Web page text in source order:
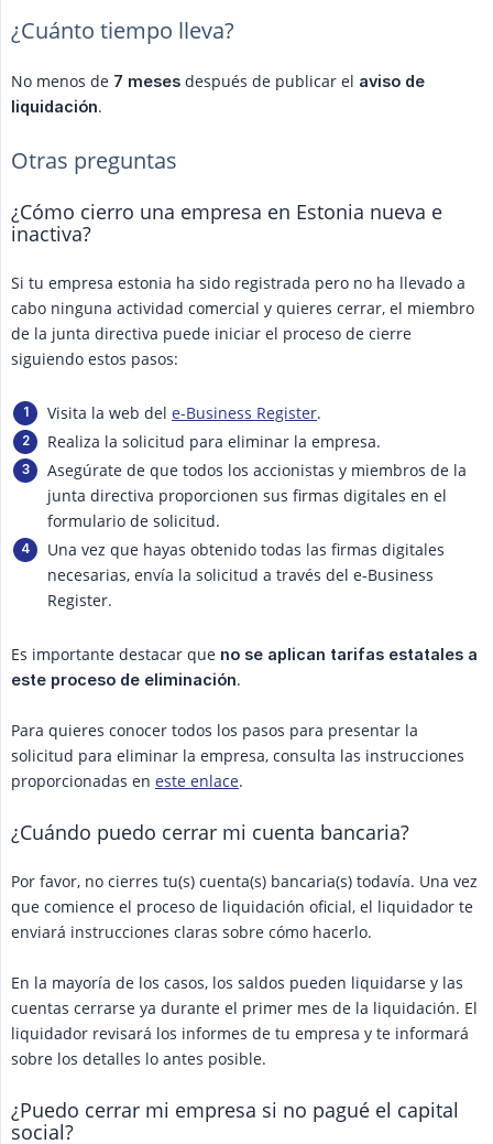
¿Cuánto tiempo lleva?
No menos de 7 meses después de publicar el aviso de
liquidación.
Otras preguntas
¿Cómo cierro una empresa en Estonia nueva e
inactiva?
Si tu empresa estonia ha sido registrada pero no ha llevado a
cabo ninguna actividad comercial y quieres cerrar, el miembro
de la junta directiva puede iniciar el proceso de cierre
siguiendo estos pasos:
Visita la web del e-Business Register.
Realiza la solicitud para eliminar la empresa.
Asegúrate de que todos los accionistas y miembros de la
junta directiva proporcionen sus firmas digitales en el
formulario de solicitud.
Una vez que hayas obtenido todas las firmas digitales
necesarias, envía la solicitud a través del e-Business
Register.
Es importante destacar que no se aplican tarifas estatales a
este proceso de eliminación.
Para quieres conocer todos los pasos para presentar la
solicitud para eliminar la empresa, consulta las instrucciones
proporcionadas en este enlace.
¿Cuándo puedo cerrar mi cuenta bancaria?
Por favor, no cierres tu(s) cuenta(s) bancaria(s) todavía. Una vez
que comience el proceso de liquidación oficial, el liquidador te
enviará instrucciones claras sobre cómo hacerlo.
En la mayoría de los casos, los saldos pueden liquidarse y las
cuentas cerrarse ya durante el primer mes de la liquidación. El
liquidador revisará los informes de tu empresa y te informará
sobre los detalles lo antes posible.
¿Puedo cerrar mi empresa si no pagué el capital
social?